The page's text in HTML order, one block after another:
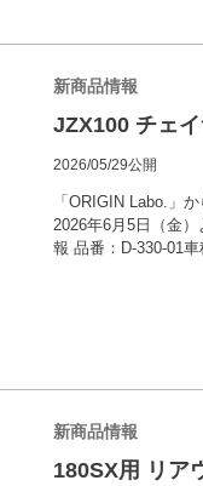
新商品情報
JZX100 チェ
2026/05/29公開
「ORIGIN Labo.」
2026年6月5日（金
報 品番：D-330-01
新商品情報
180SX用 リア